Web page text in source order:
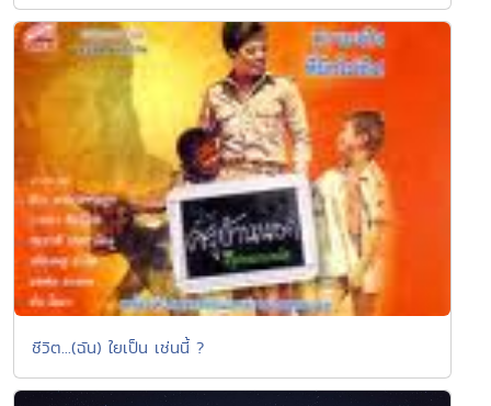
ชีวิต...(ฉัน) ใยเป็น เช่นนี้ ?